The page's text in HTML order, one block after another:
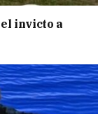
invicto a